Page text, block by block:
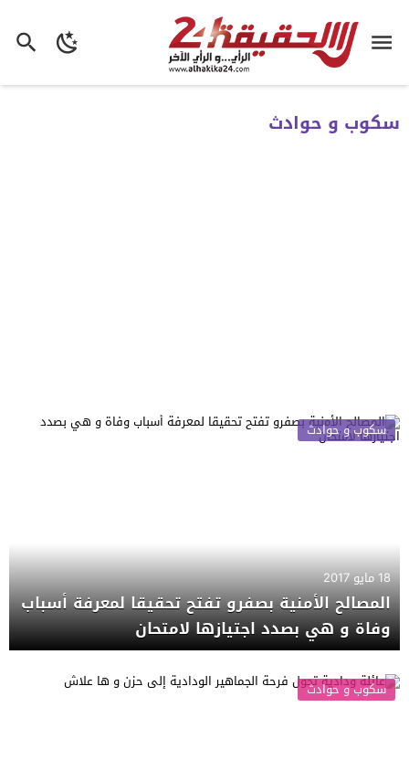
سكوب و حوادث
سكوب و حوادث
18 مايو 2017
المصالح الأمنية بصفرو تفتح تحقيقا لمعرفة أسباب
وفاة و هي بصدد اجتيازها لامتحان
سكوب و حوادث